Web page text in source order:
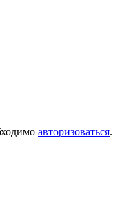
авторизоваться.